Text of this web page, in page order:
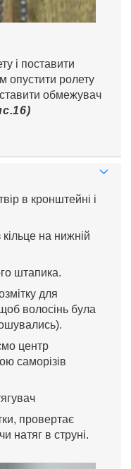
і поставити
опустити ролету
обмежувач
в кронштейні і
на нижній
штапика.
для
волосінь була
центр
саморізів
провертає
натяг в струні.